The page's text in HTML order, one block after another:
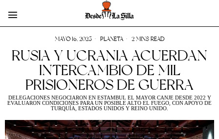
MAYO 16, 2025 PLANETA 2 MINS READ
RUSIA Y UCRANIA ACUERDAN
INTERCAMBIO DE MIL
PRISIONEROS DE GUERRA
DELEGACIONES NEGOCIARON EN ESTAMBUL EL MAYOR CANJE DESDE 2022 Y
EVALUARON CONDICIONES PARA UN POSIBLE ALTO EL FUEGO, CON APOYO DE
TURQUÍA, ESTADOS UNIDOS Y REINO UNIDO.